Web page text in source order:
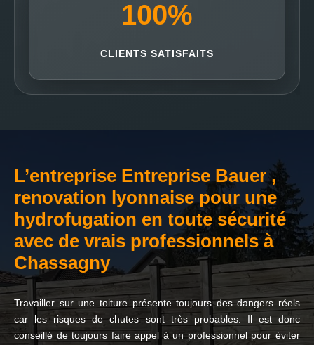
100%
CLIENTS SATISFAITS
L’entreprise Entreprise Bauer ,
renovation lyonnaise pour une
hydrofugation en toute sécurité
avec de vrais professionnels à
Chassagny
Travailler sur une toiture présente toujours des dangers réels
car les risques de chutes sont très probables. Il est donc
conseillé de toujours faire appel à un professionnel pour éviter